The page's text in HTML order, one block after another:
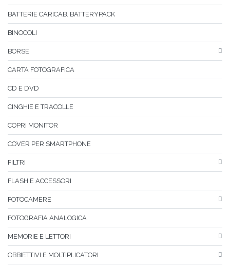
BATTERIE CARICAB. BATTERYPACK
BINOCOLI
BORSE
CARTA FOTOGRAFICA
CD E DVD
CINGHIE E TRACOLLE
COPRI MONITOR
COVER PER SMARTPHONE
FILTRI
FLASH E ACCESSORI
FOTOCAMERE
FOTOGRAFIA ANALOGICA
MEMORIE E LETTORI
OBBIETTIVI E MOLTIPLICATORI